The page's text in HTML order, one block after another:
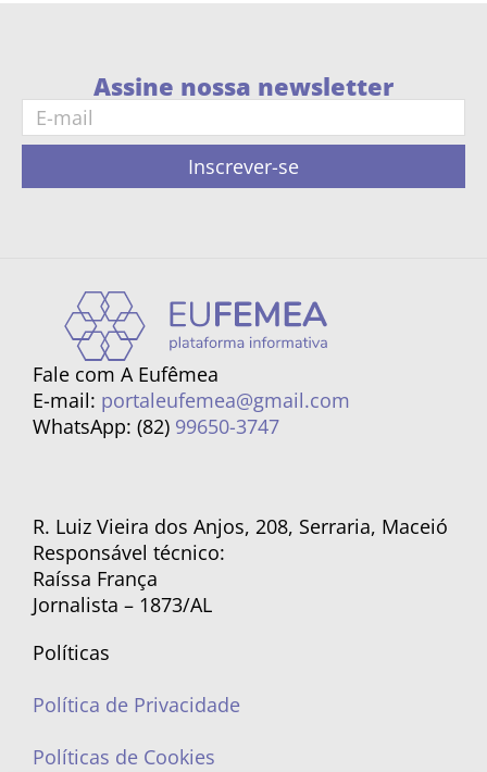
Assine nossa newsletter
Inscrever-se
Fale com A Eufêmea
E-mail: portaleufemea@gmail.com
WhatsApp: (82) 99650-3747
R. Luiz Vieira dos Anjos, 208, Serraria, Maceió
Responsável técnico:
Raíssa França
Jornalista – 1873/AL
Políticas
Política de Privacidade
Políticas de Cookies